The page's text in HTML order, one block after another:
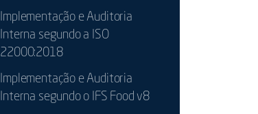
Implementação e Auditoria
Interna segundo a ISO
22000:2018
Implementação e Auditoria
Interna segundo o IFS Food v8